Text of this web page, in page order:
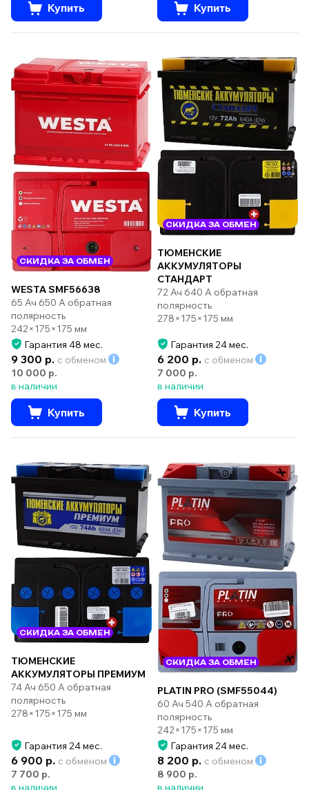
Купить Купить
СКИДКА ЗА ОБМЕН
WESTA SMF56638
65 Ач 650 А обратная
полярность
242×175×175 мм
Гарантия 48 мес.
9 300 р. с обменом
10 000 р.
в наличии
Купить
СКИДКА ЗА ОБМЕН
ТЮМЕНСКИЕ
АККУМУЛЯТОРЫ
СТАНДАРТ
72 Ач 640 А обратная
полярность
278×175×175 мм
Гарантия 24 мес.
6 200 р. с обменом
7 000 р.
в наличии
Купить
СКИДКА ЗА ОБМЕН
ТЮМЕНСКИЕ
АККУМУЛЯТОРЫ ПРЕМИУМ
74 Ач 650 А обратная
полярность
278×175×175 мм
Гарантия 24 мес.
6 900 р. с обменом
7 700 р.
в наличии
СКИДКА ЗА ОБМЕН
PLATIN PRO (SMF55044)
60 Ач 540 А обратная
полярность
242×175×175 мм
Гарантия 24 мес.
8 200 р. с обменом
8 900 р.
в наличии